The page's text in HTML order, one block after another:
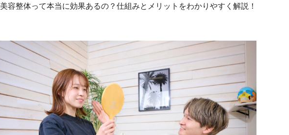
美容整体って本当に効果あるの？仕組みとメリットをわかりやすく解説！